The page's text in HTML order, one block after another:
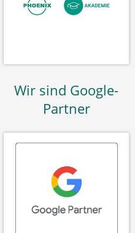
Wir sind Google-
Partner